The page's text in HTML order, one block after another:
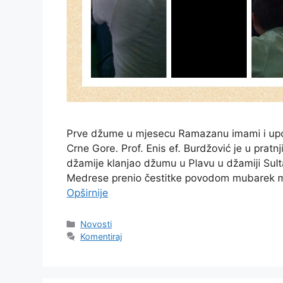
Prve džume u mjesecu Ramazanu imami i
Crne Gore. Prof. Enis ef. Burdžović je u
džamije klanjao džumu u Plavu u džamiji
Medrese prenio čestitke povodom mubarek
Opširnije
Kategorije
Novosti
Komentiraj